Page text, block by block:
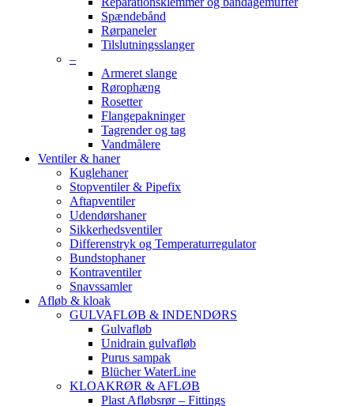
Spændebånd
Rørpaneler
Tilslutningsslanger
–
Armeret slange
Rørophæng
Rosetter
Flangepakninger
Tagrender og tag
Vandmålere
Ventiler & haner
Kuglehaner
Stopventiler & Pipefix
Aftapventiler
Udendørshaner
Sikkerhedsventiler
Differenstryk og Temperaturregulator
Bundstophaner
Kontraventiler
Snavssamler
Afløb & kloak
GULVAFLØB & INDENDØRS
Gulvafløb
Unidrain gulvafløb
Purus sampak
Blücher WaterLine
KLOAKRØR & AFLØB
Plast Afløbsrør – Fittings